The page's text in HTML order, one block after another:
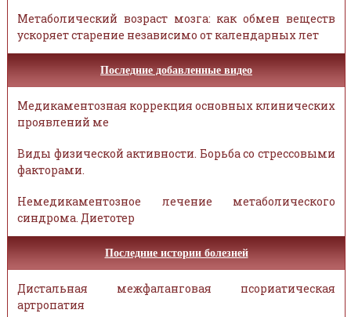
Метаболический возраст мозга: как обмен веществ
ускоряет старение независимо от календарных лет
Последние добавленные видео
Медикаментозная коррекция основных клинических
проявлений ме
Виды физической активности. Борьба со стрессовыми
факторами.
Немедикаментозное лечение метаболического
синдрома. Диетотер
Последние истории болезней
Дистальная межфаланговая псориатическая
артропатия